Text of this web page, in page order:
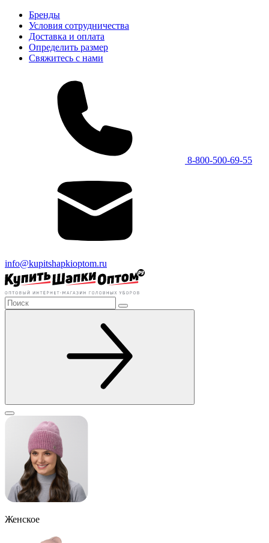
Бренды
Условия сотрудничества
Доставка и оплата
Определить размер
Свяжитесь с нами
8-800-500-69-55
info@kupitshapkioptom.ru
Женское